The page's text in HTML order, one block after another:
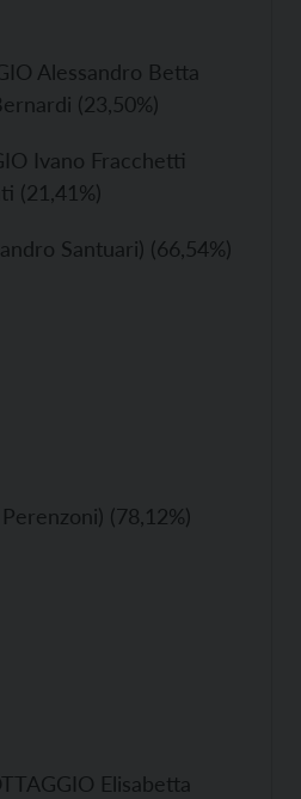
Alessandro Betta
(23,50%)
Ivano Fracchetti
(21,41%)
Santuari) (66,54%)
(78,12%)
Elisabetta